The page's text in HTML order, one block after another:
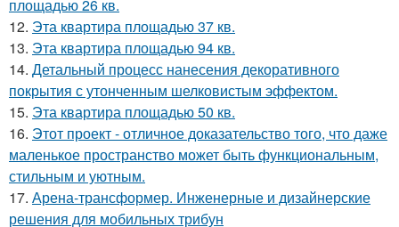
площадью 26 кв.
12. Эта квартира площадью 37 кв.
13. Эта квартира площадью 94 кв.
14. Детальный процесс нанесения декоративного
покрытия с утонченным шелковистым эффектом.
15. Эта квартира площадью 50 кв.
16. Этот проект - отличное доказательство того, что даже
маленькое пространство может быть функциональным,
стильным и уютным.
17. Арена-трансформер. Инженерные и дизайнерские
решения для мобильных трибун